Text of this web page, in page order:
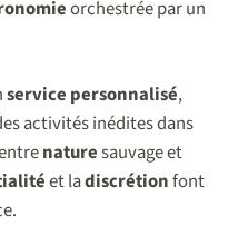
orchestrée par un
service personnalisé,
activités inédites dans
naturesauvage et
et ladiscrétionfont